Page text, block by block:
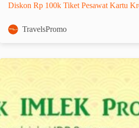
Diskon Rp 100k Tiket Pesawat Kartu
TravelsPromo